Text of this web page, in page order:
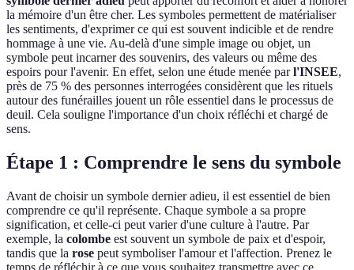
la mémoire d'un être cher. Les symboles permettent de matérialiser
les sentiments, d'exprimer ce qui est souvent indicible et de rendre
hommage à une vie. Au-delà d'une simple image ou objet, un
symbole peut incarner des souvenirs, des valeurs ou même des
espoirs pour l'avenir. En effet, selon une étude menée parl'INSEE,
près de 75 % des personnes interrogées considèrent que les rituels
autour des funérailles jouent un rôle essentiel dans le processus de
deuil. Cela souligne l'importance d'un choix réfléchi et chargé de
sens.
Étape 1 : Comprendre le sens du symbole
Avant de choisir un symbole dernier adieu, il est essentiel de bien
comprendre ce qu'il représente. Chaque symbole a sa propre
signification, et celle-ci peut varier d'une culture à l'autre. Par
exemple, la colombe est souvent un symbole de paix et d'espoir,
tandis que la rose peut symboliser l'amour et l'affection. Prenez le